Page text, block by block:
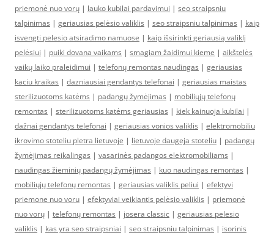
priemonė nuo vorų | lauko kubilai pardavimui | seo straipsniu
talpinimas | geriausias pelėsio valiklis | seo straipsniu talpinimas | kaip
isvengti pelesio atsiradimo namuose | kaip išsirinkti geriausią valiklį
pelėsiui | puiki dovana vaikams | smagiam žaidimui kieme | aikštelės
vaikų laiko praleidimui | telefonų remontas naudingas | geriausias
kaciu kraikas | dazniausiai gendantys telefonai | geriausias maistas
sterilizuotoms katėms | padangų žymėjimas | mobiliųjų telefonų
remontas | sterilizuotoms katėms geriausias | kiek kainuoja kubilai |
dažnai gendantys telefonai | geriausias vonios valiklis | elektromobiliu
ikrovimo stoteliu pletra lietuvoje | lietuvoje daugeja stoteliu | padangų
žymėjimas reikalingas | vasarinės padangos elektromobiliams |
naudingas žieminių padangų žymėjimas | kuo naudingas remontas |
mobiliųjų telefonų remontas | geriausias valiklis peliui | efektyvi
priemone nuo voru | efektyviai veikiantis pelėsio valiklis | priemonė
nuo vorų | telefonų remontas | josera classic | geriausias pelesio
valiklis | kas yra seo straipsniai | seo straipsniu talpinimas | isorinis